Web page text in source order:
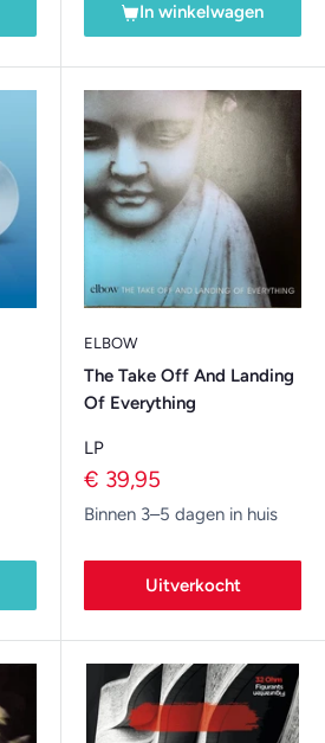
In winkelwagen
ELBOW
The Take Off And Landing
Of Everything
LP
Verkoopprijs
€ 39,95
Binnen 3–5 dagen in huis
Uitverkocht